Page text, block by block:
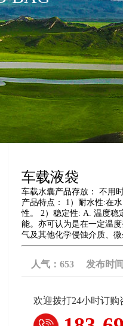
车载液袋
车载水囊产品存放： 不用
产品特点： 1）耐水性:在
性。 2）稳定性: A. 温度稳
能。亦可认为是在一定温
气及其他化学侵蚀介质、
人气： 653 发布时间
欢迎拨打24小时订购